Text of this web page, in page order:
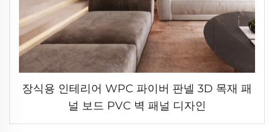
장식용 인테리어 WPC 파이버 판넬 3D 목재 패
널 보드 PVC 벽 패널 디자인